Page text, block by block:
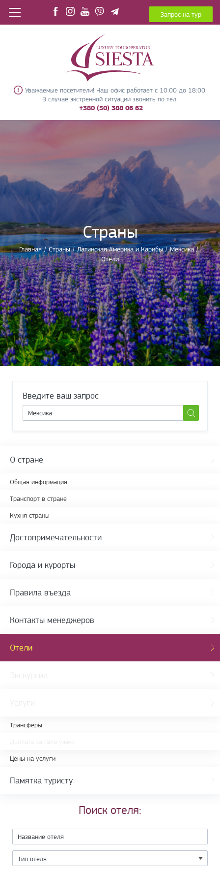
Уважаемые посетители! Наш офис работает с 10:00 до 18:00.
В случае экстренной ситуации звонить по тел.
+380 (50) 388 06 62
Запрос на тур
Страны
Главная / Страны / Латинская Америка и Карибы / Мексика /
Отели
Введите ваш запрос
О стране
Общая информация
Транспорт в стране
Кухня страны
Достопримечательности
Города и курорты
Правила въезда
Контакты менеджеров
Отели
Трансферы
Цены на услуги
Памятка туристу
Поиск отеля: